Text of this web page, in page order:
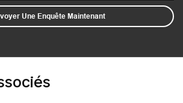
Une Enquête Maintenant